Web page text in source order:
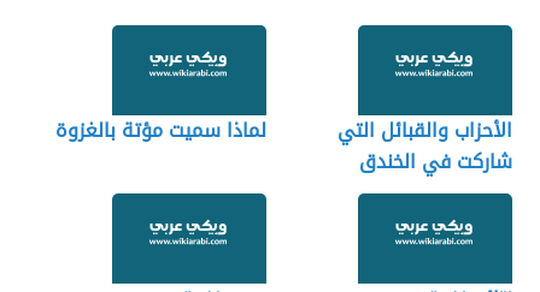
الأحزاب والقبائل التي
شاركت في الخندق
لماذا سميت مؤتة بالغزوة